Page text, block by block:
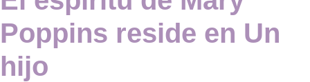
Poppins reside en Un
hijo